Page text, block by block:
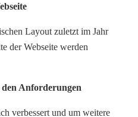
Layout zuletzt im Jahr
der Webseite werden
Anforderungen
verbessert und um weitere